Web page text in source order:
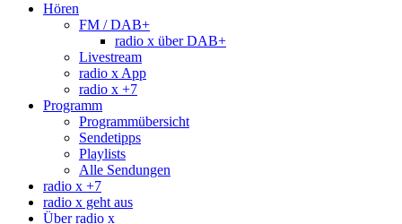
Hören
FM / DAB+
radio x über DAB+
Livestream
radio x App
radio x +7
Programm
Programmübersicht
Sendetipps
Playlists
Alle Sendungen
radio x +7
radio x geht aus
Über radio x